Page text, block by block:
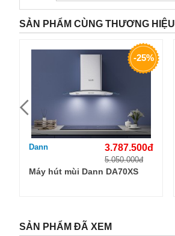
SẢN PHẨM CÙNG THƯƠNG HIỆU
-25%
Dann 3.787.500đ
5.050.000đ
Máy hút mùi Dann DA70XS
SẢN PHẨM ĐÃ XEM